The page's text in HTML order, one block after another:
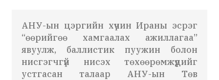
АНУ-ын цэргийн хүчин Ираны эсрэг
“өөрийгөө хамгаалах ажиллагаа”
явуулж, баллистик пуужин болон
нисгэгчгүй нисэх төхөөрөмжүүдийг
устгасан талаар АНУ-ын Төв